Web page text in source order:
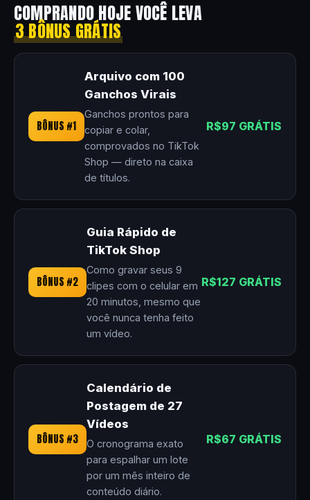
COMPRANDO HOJE VOCÊ LEVA
3 BÔNUS GRÁTIS
BÔNUS #1
Arquivo com 100
Ganchos Virais
Ganchos prontos para
copiar e colar,
comprovados no TikTok
Shop — direto na caixa
de títulos.
R$97 GRÁTIS
BÔNUS #2
Guia Rápido de
TikTok Shop
Como gravar seus 9
clipes com o celular em
20 minutos, mesmo que
você nunca tenha feito
um vídeo.
R$127 GRÁTIS
BÔNUS #3
Calendário de
Postagem de 27
Vídeos
O cronograma exato
para espalhar um lote
por um mês inteiro de
conteúdo diário.
R$67 GRÁTIS